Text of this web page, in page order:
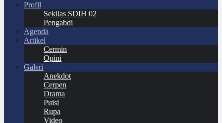
Profil
Sekilas SDIH 02
Pengabdi
Agenda
Artikel
Cermin
Opini
Galeri
Anekdot
Cerpen
Drama
Puisi
Rupa
Video